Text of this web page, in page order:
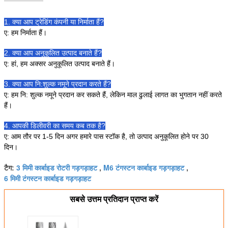
1. क्या आप ट्रेडिंग कंपनी या निर्माता हैं?
ए: हम निर्माता हैं।
2. क्या आप अनुकूलित उत्पाद बनाते हैं?
ए: हां, हम अक्सर अनुकूलित उत्पाद बनाते हैं।
3. क्या आप नि:शुल्क नमूने प्रदान करते हैं?
ए: हम नि: शुल्क नमूने प्रदान कर सकते हैं, लेकिन माल ढुलाई लागत का भुगतान नहीं करते
हैं।
4. आपकी डिलीवरी का समय कब तक है?
ए: आम तौर पर 1-5 दिन अगर हमारे पास स्टॉक है, तो उत्पाद अनुकूलित होने पर 30
दिन।
टैग: 3 मिमी कार्बाइड रोटरी गड़गड़ाहट, M6 टंगस्टन कार्बाइड गड़गड़ाहट,
6 मिमी टंगस्टन कार्बाइड गड़गड़ाहट
सबसे उत्तम प्रतिदान प्राप्त करें